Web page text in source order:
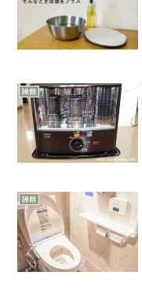
掃除
掃除